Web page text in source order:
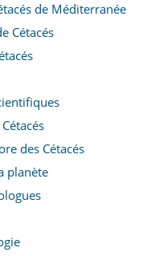
de Méditerranée
Cétacés
des Cétacés
planète